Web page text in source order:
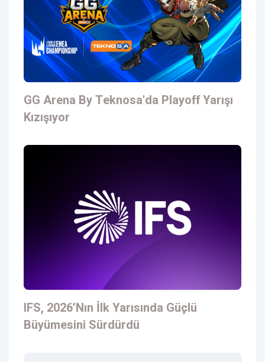
GG Arena By Teknosa'da Playoff Yarışı
Kızışıyor
IFS, 2026’nın İlk Yarısında Güçlü
Büyümesini Sürdürdü